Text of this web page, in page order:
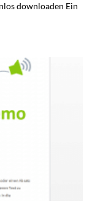
downloaden Ein